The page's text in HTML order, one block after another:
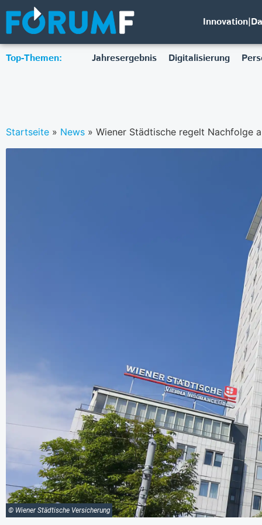
Top-Themen: Jahresergebnis Digitalisierung
Startseite » News » Wiener Städtische regelt Nachfolge
© Wiener Städtische Versicherung